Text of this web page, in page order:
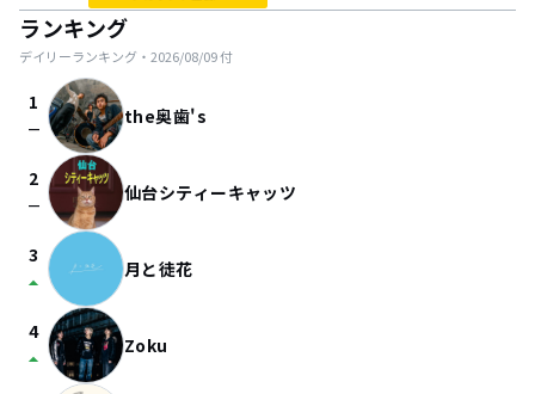
ランキング
デイリーランキング・ 2026/08/09付
1
check_indeterminate_small the奥歯's
2
check_indeterminate_small 仙台シティーキャッツ
3
arrow_drop_up 月と徒花
4
arrow_drop_up Zoku